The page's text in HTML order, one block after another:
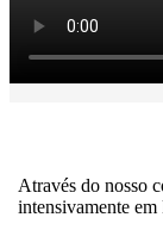
Através do nosso
intensivamente